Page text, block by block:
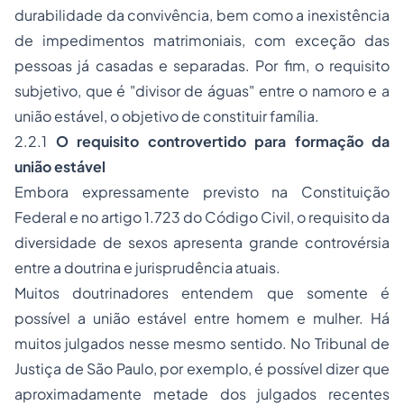
durabilidade da convivência, bem como a inexistência
de impedimentos matrimoniais, com exceção das
pessoas já casadas e separadas. Por fim, o requisito
subjetivo, que é "divisor de águas" entre o namoro e a
união estável, o objetivo de constituir família.
2.2.1 O requisito controvertido para formação da
união estável
Embora expressamente previsto na Constituição
Federal e no artigo 1.723 do Código Civil, o requisito da
diversidade de sexos apresenta grande controvérsia
entre a doutrina e jurisprudência atuais.
Muitos doutrinadores entendem que somente é
possível a união estável entre homem e mulher. Há
muitos julgados nesse mesmo sentido. No Tribunal de
Justiça de São Paulo, por exemplo, é possível dizer que
aproximadamente metade dos julgados recentes